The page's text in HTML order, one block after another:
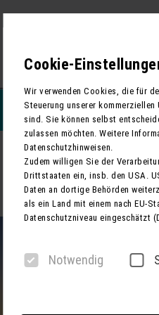
REISEFILTERN
Opernfestival in der Arena di Verona
Berge
Cookie-
Wir verwenden Cookies, die für
Steuerung unserer
sind. Sie können selbst
zulassen möchten. Weitere
Datenschutzhinweisen.
Zudem willigen Sie der
Drittstaaten ein, insb. den USA.
Daten an dortige Behörden
als ein Land mit einem nach EU-
Datenschutzniveau eingeschätzt
Notwendig